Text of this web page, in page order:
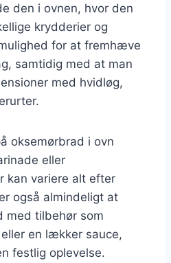
den i ovnen, hvor den
krydderier og
for at fremhæve
samtidig med at man
med hvidløg,
oksemørbrad i ovn
eller
kan variere alt efter
også almindeligt at
med tilbehør som
en lækker sauce,
festlig oplevelse.